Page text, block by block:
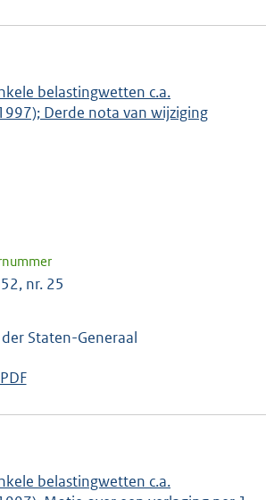
belastingwetten c.a.
Derde nota van wijziging
nr. 25
Staten-Generaal
belastingwetten c.a.